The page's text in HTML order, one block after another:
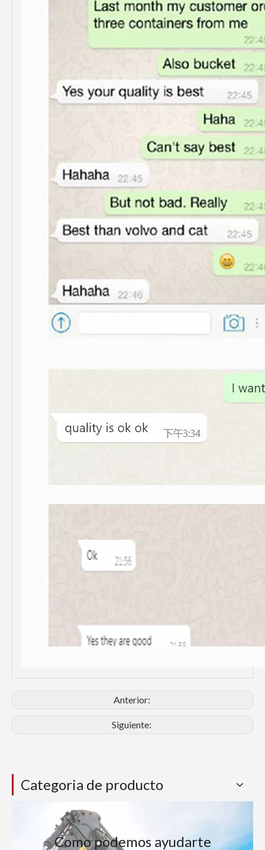
Anterior:
Siguiente:
Categoria de producto
Como podemos ayudarte